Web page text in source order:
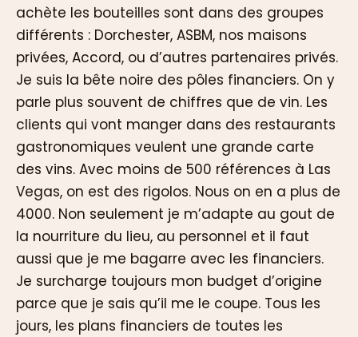
achète les bouteilles sont dans des groupes
différents : Dorchester, ASBM, nos maisons
privées, Accord, ou d’autres partenaires privés.
Je suis la bête noire des pôles financiers. On y
parle plus souvent de chiffres que de vin. Les
clients qui vont manger dans des restaurants
gastronomiques veulent une grande carte
des vins. Avec moins de 500 références à Las
Vegas, on est des rigolos. Nous on en a plus de
4000. Non seulement je m’adapte au gout de
la nourriture du lieu, au personnel et il faut
aussi que je me bagarre avec les financiers.
Je surcharge toujours mon budget d’origine
parce que je sais qu’il me le coupe. Tous les
jours, les plans financiers de toutes les